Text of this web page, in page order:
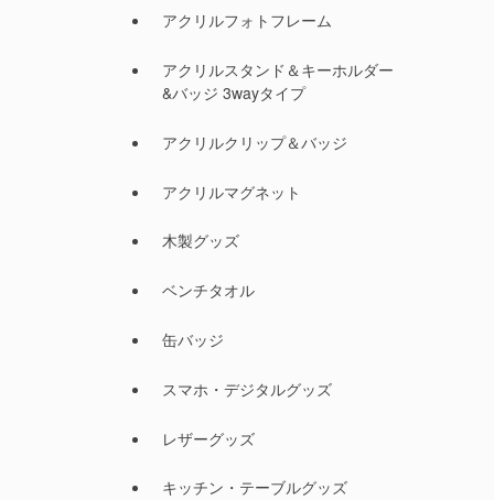
アクリルフォトフレーム
アクリルスタンド＆キーホルダー
&バッジ 3wayタイプ
アクリルクリップ＆バッジ
アクリルマグネット
木製グッズ
ベンチタオル
缶バッジ
スマホ・デジタルグッズ
レザーグッズ
キッチン・テーブルグッズ